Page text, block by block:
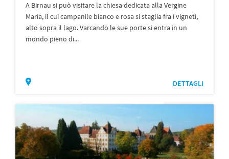
A Birnau si può visitare la chiesa dedicata alla Vergine
Maria, il cui campanile bianco e rosa si staglia fra i vigneti,
alto sopra il lago. Varcando le sue porte si entra in un
mondo pieno di...
DETTAGLI